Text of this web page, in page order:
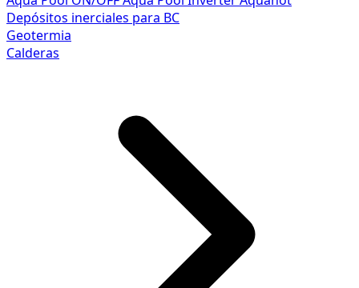
Depósitos inerciales para BC
Geotermia
Calderas